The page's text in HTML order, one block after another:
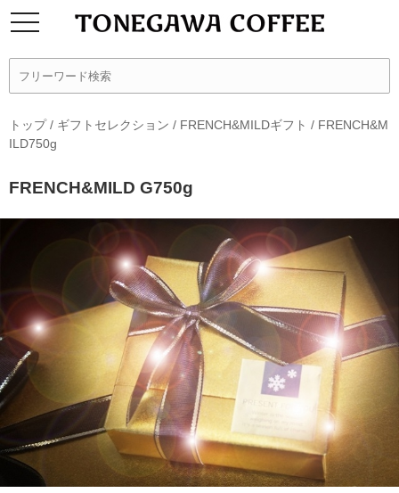
トップ/ ギフトセレクション / FRENCH&MILDギフト / FRENCH&M
ILD750g
FRENCH&MILD G750g